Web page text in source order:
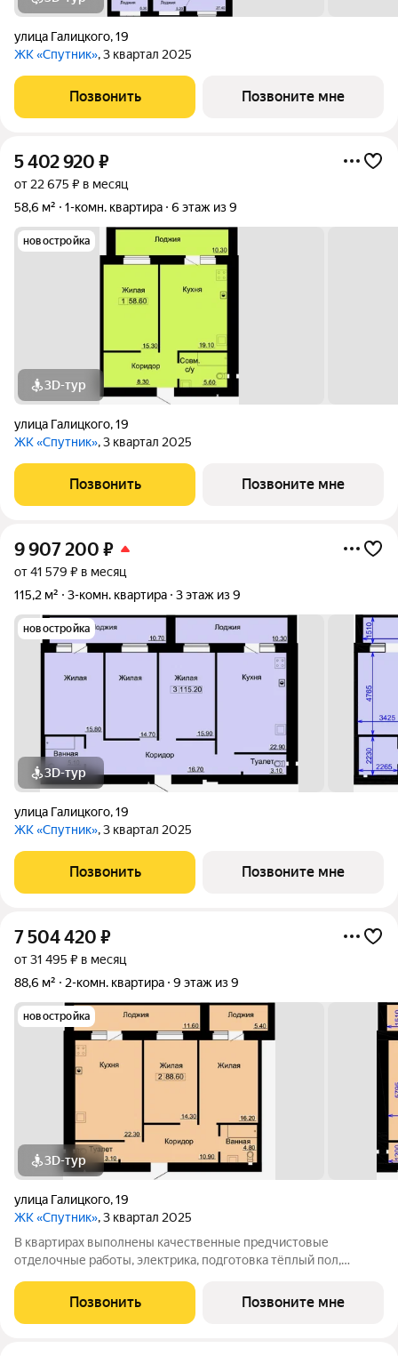
улица Галицкого,19
ЖК «Спутник», 3 квартал 2025
Позвонить Позвоните мне
5 402 920 ₽
от 22 675 ₽ в месяц
58,6 м²
1-комн. квартира 6 этаж из 9
новостройка
3D-тур
улица Галицкого,19
ЖК «Спутник», 3 квартал 2025
Позвонить Позвоните мне
9 907 200 ₽
от 41 579 ₽ в месяц
115,2 м²
3-комн. квартира 3 этаж из 9
новостройка
3D-тур
улица Галицкого,19
ЖК «Спутник», 3 квартал 2025
Позвонить Позвоните мне
7 504 420 ₽
от 31 495 ₽ в месяц
88,6 м²
2-комн. квартира 9 этаж из 9
новостройка
3D-тур
улица Галицкого,19
ЖК «Спутник», 3 квартал 2025
В квартирах выполнены качественные предчистовые
отделочные работы, электрика, подготовка тёплый пол,
радиаторов отопления.
Позвонить Позвоните мне